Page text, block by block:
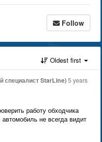
Follow
Oldest first
специалист StarLine)5 years
работу обходчика
не всегда видит